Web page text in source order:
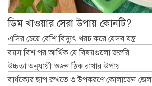
ডিম খাওয়ার সেরা উপায় কোনটি?
এসির চেয়ে বেশি বিদ্যুৎ খরচ করে যেসব যন্ত্র
বয়স বিশ পর আর্থিক যে বিষয়গুলো জরুরি
উচ্চতা অনুযায়ী ওজন ঠিক রাখার উপায়
বার্ধক্যের ছাপ রুখতে ৩ উপকরণে কোলাজেন জেল